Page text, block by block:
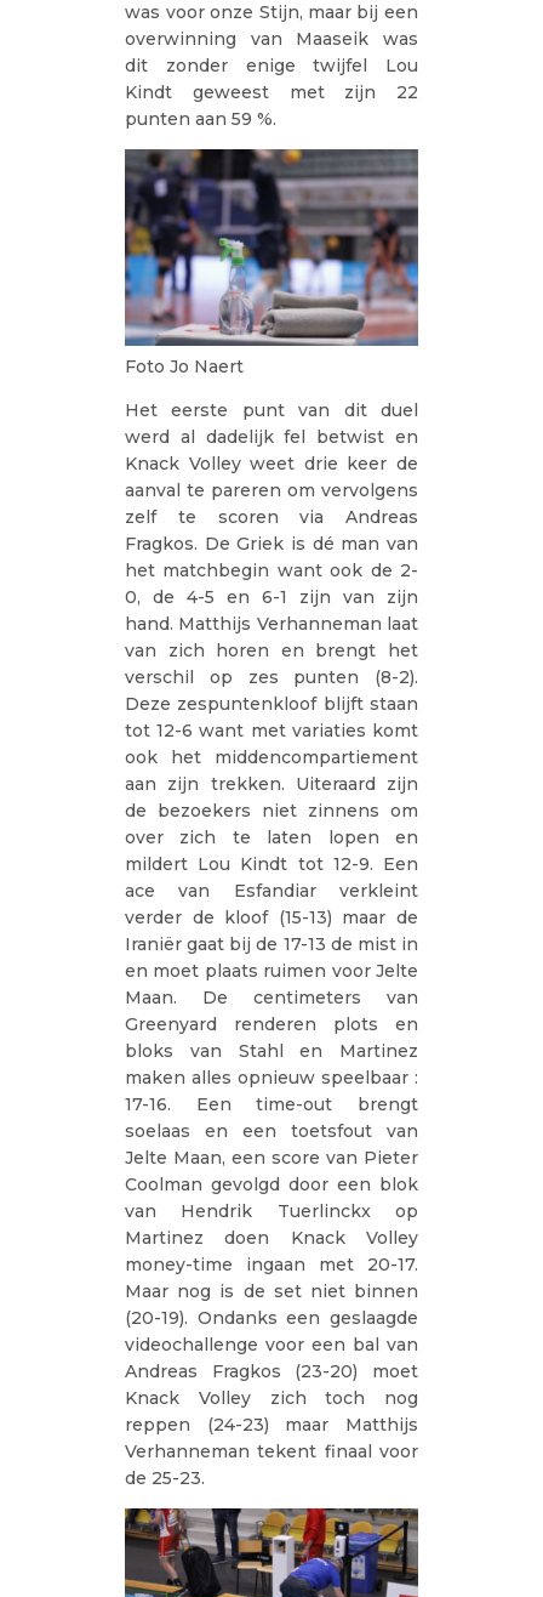
was voor onze Stijn, maar bij een
overwinning van Maaseik was
dit zonder enige twijfel Lou
Kindt geweest met zijn 22
punten aan 59 %.
Foto Jo Naert
Het eerste punt van dit duel
werd al dadelijk fel betwist en
Knack Volley weet drie keer de
aanval te pareren om vervolgens
zelf te scoren via Andreas
Fragkos. De Griek is dé man van
het matchbegin want ook de 2-
0, de 4-5 en 6-1 zijn van zijn
hand. Matthijs Verhanneman laat
van zich horen en brengt het
verschil op zes punten (8-2).
Deze zespuntenkloof blijft staan
tot 12-6 want met variaties komt
ook het middencompartiement
aan zijn trekken. Uiteraard zijn
de bezoekers niet zinnens om
over zich te laten lopen en
mildert Lou Kindt tot 12-9. Een
ace van Esfandiar verkleint
verder de kloof (15-13) maar de
Iraniër gaat bij de 17-13 de mist in
en moet plaats ruimen voor Jelte
Maan. De centimeters van
Greenyard renderen plots en
bloks van Stahl en Martinez
maken alles opnieuw speelbaar :
17-16. Een time-out brengt
soelaas en een toetsfout van
Jelte Maan, een score van Pieter
Coolman gevolgd door een blok
van Hendrik Tuerlinckx op
Martinez doen Knack Volley
money-time ingaan met 20-17.
Maar nog is de set niet binnen
(20-19). Ondanks een geslaagde
videochallenge voor een bal van
Andreas Fragkos (23-20) moet
Knack Volley zich toch nog
reppen (24-23) maar Matthijs
Verhanneman tekent finaal voor
de 25-23.